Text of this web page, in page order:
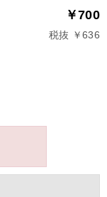
￥700
税抜 ￥636